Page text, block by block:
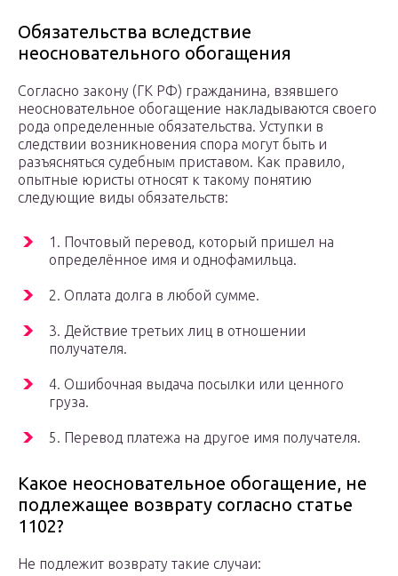
Обязательства вследствие
неосновательного обогащения
Согласно закону (ГК РФ) гражданина, взявшего
неосновательное обогащение накладываются своего
рода определенные обязательства. Уступки в
следствии возникновения спора могут быть и
разъясняться судебным приставом. Как правило,
опытные юристы относят к такому понятию
следующие виды обязательств:
1. Почтовый перевод, который пришел на
определённое имя и однофамильца.
2. Оплата долга в любой сумме.
3. Действие третьих лиц в отношении
получателя.
4. Ошибочная выдача посылки или ценного
груза.
5. Перевод платежа на другое имя получателя.
Какое неосновательное обогащение, не
подлежащее возврату согласно статье
1102?
Не подлежит возврату такие случаи: